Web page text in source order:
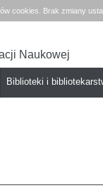
cookies. Brak zmiany
Naukowej
Biblioteki i